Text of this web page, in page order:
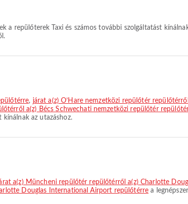
a repülőterek Taxi és számos további szolgáltatást
, járat a(z) O’Hare nemzetközi repülőtér
a(z) Bécs Schwechati nemzetközi repülőtér
kínálnak az utazáshoz.
a(z) Müncheni repülőtér repülőtérről a(z) Charlotte
Douglas International Airport repülőtérre a